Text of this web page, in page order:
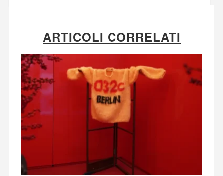
ARTICOLI CORRELATI